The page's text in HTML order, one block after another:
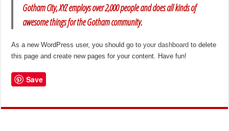
Gotham City, XYZ employs over 2,000 people and does all kinds of
awesome things for the Gotham community.
As a new WordPress user, you should go toyour dashboard to delete
this page and create new pages for your content. Have fun!
Save